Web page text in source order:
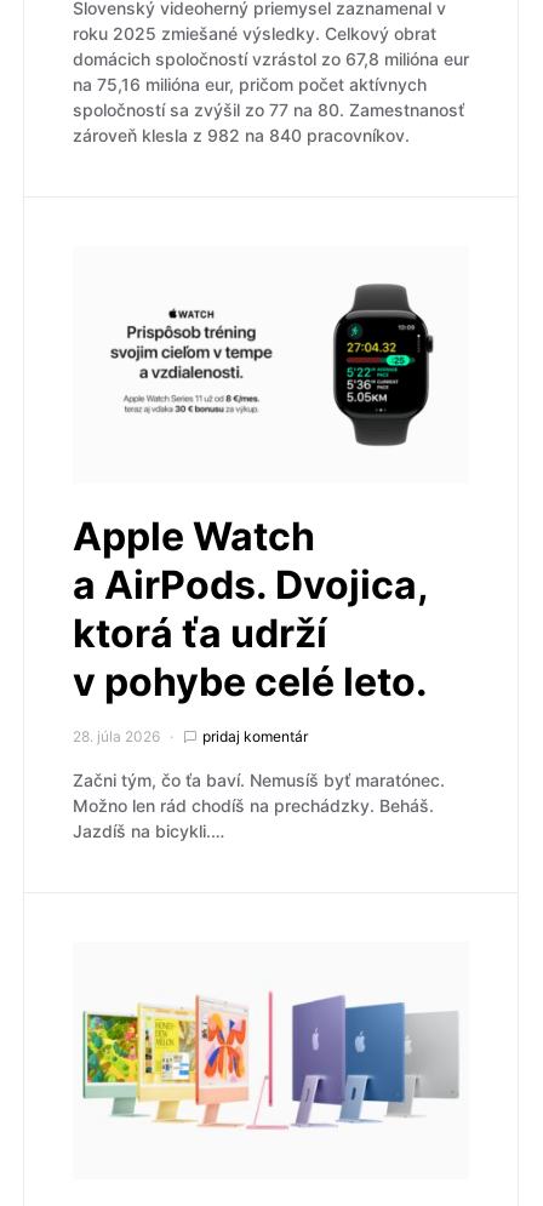
Slovenský videoherný priemysel zaznamenal v
roku 2025 zmiešané výsledky. Celkový obrat
domácich spoločností vzrástol zo 67,8 milióna eur
na 75,16 milióna eur, pričom počet aktívnych
spoločností sa zvýšil zo 77 na 80. Zamestnanosť
zároveň klesla z 982 na 840 pracovníkov.
Apple Watch
a AirPods. Dvojica,
ktorá ťa udrží
v pohybe celé leto.
28. júla 2026 pridaj komentár
Začni tým, čo ťa baví. Nemusíš byť maratónec.
Možno len rád chodíš na prechádzky. Beháš.
Jazdíš na bicykli.…